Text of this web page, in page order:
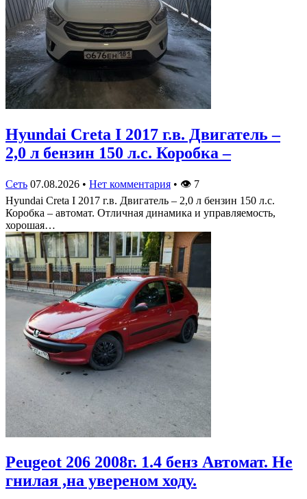
Hyundai Creta I 2017 г.в. Двигатель –
2,0 л бензин 150 л.с. Коробка –
Сеть 07.08.2026 • Нет комментария • 👁 7
Hyundai Creta I 2017 г.в. Двигатель – 2,0 л бензин 150 л.с.
Коробка – автомат. Отличная динамика и управляемость,
хорошая…
Peugeot 206 2008г. 1.4 бенз Автомат. Не
гнилая ,на увереном ходу.